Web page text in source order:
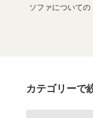
ソファについて
カテゴリーで